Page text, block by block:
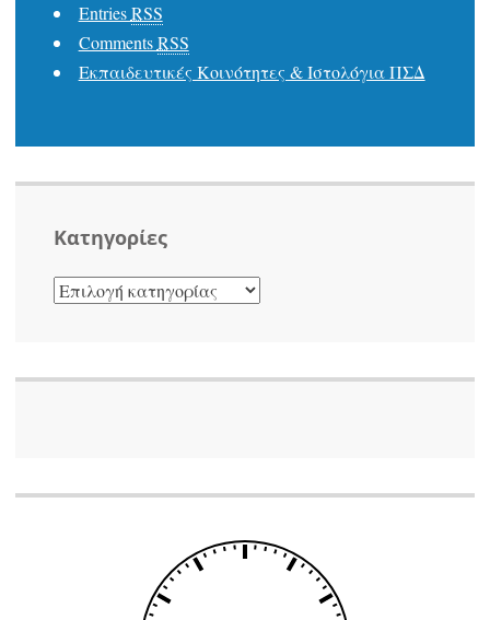
EntriesRSS
CommentsRSS
Εκπαιδευτικές Κοινότητες & Ιστολόγια ΠΣΔ
Kατηγορίες
KΑΤΗΓΟΡΊΕΣ